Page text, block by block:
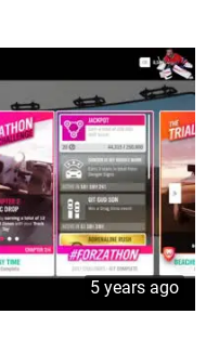
5 years ago